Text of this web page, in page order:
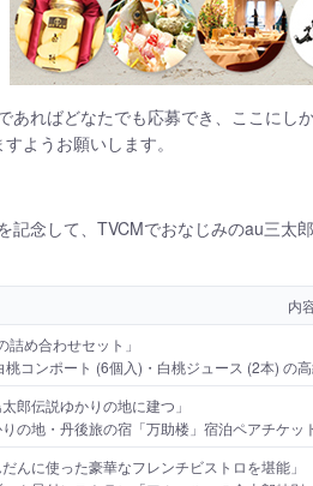
あればどなたでも応募でき、ここに
ようお願いします。
記念して、TVCMでおなじみのau三
内
詰め合わせセット」
桃コンポート (6個入)・白桃ジュース (2本) の
太郎伝説ゆかりの地に建つ」
の地・丹後旅の宿「万助楼」宿泊ペアチケッ
だんに使った豪華なフレンチビストロを堪能」